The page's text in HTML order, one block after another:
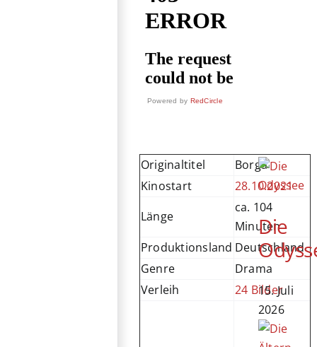
Powered by RedCircle
Originaltitel
Borga
Kinostart
28.10.2021
Länge
ca. 104
Minuten
Produktionsland Deutschland
Genre
Drama
Verleih
24 Bilder
Die
15. Juli
2026